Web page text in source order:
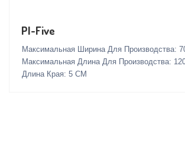
PI-Five
Максимальная Ширина Для Производства:
Максимальная Длина Для Производства:
Длина Края: 5 СМ